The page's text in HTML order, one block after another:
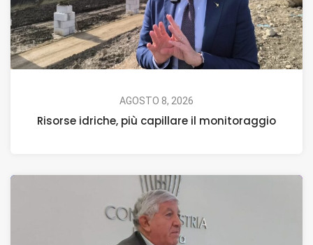
AGOSTO 8, 2026
Risorse idriche, più capillare il monitoraggio